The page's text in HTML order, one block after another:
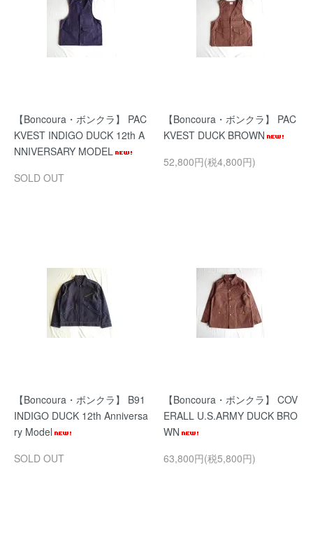
【Boncoura・ボンクラ】 PAC
KVEST INDIGO DUCK 12th A
NNIVERSARY MODEL
SOLD OUT
【Boncoura・ボンクラ】 PAC
KVEST DUCK BROWN
52,800円(税4,800円)
【Boncoura・ボンクラ】 B91
INDIGO DUCK 12th Anniversa
ry Model
SOLD OUT
【Boncoura・ボンクラ】 COV
ERALL U.S.ARMY DUCK BRO
WN
63,800円(税5,800円)